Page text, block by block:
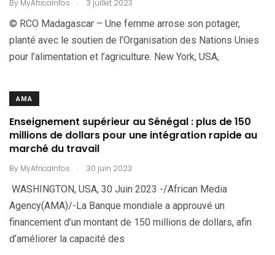
By MyAfricaInfos 3 juillet 2023
© RCO Madagascar – Une femme arrose son potager,
planté avec le soutien de l’Organisation des Nations Unies
pour l’alimentation et l’agriculture. New York, USA,
AMA
Enseignement supérieur au Sénégal : plus de 150
millions de dollars pour une intégration rapide au
marché du travail
By MyAfricaInfos . 30 juin 2023
WASHINGTON, USA, 30 Juin 2023 -/African Media
Agency(AMA)/-La Banque mondiale a approuvé un
financement d’un montant de 150 millions de dollars, afin
d’améliorer la capacité des